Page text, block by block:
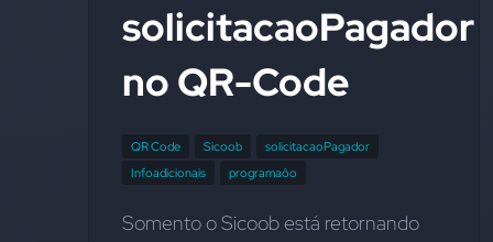
solicitacaoPagador
no QR-Code
QR Code Sicoob
solicitacaoPagador
Infoadicionais
programaôo
Somento o Sicoob está retornando